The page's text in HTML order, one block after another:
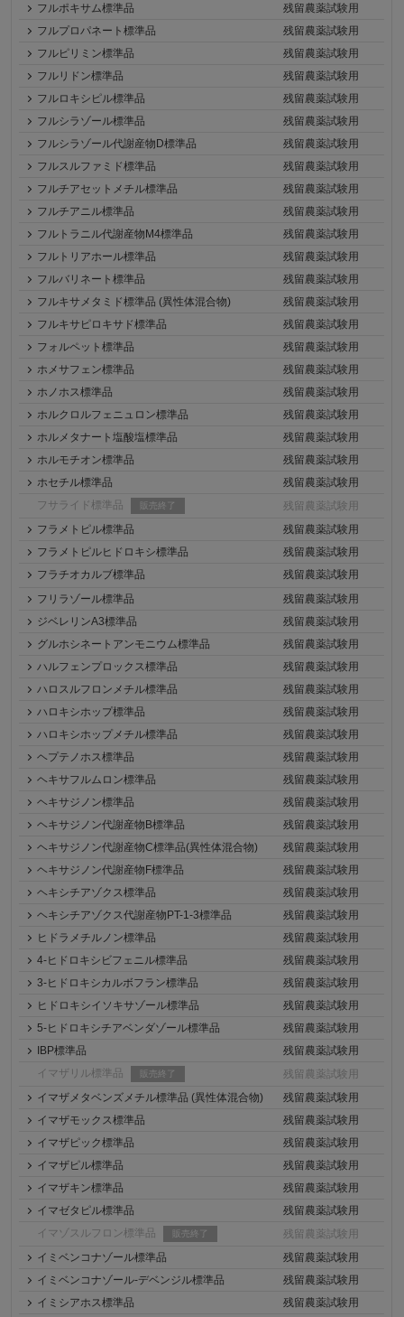
フルポキサム標準品
残留農薬試験用
フルプロパネート標準品
残留農薬試験用
フルピリミン標準品
残留農薬試験用
フルリドン標準品
残留農薬試験用
フルロキシピル標準品
残留農薬試験用
フルシラゾール標準品
残留農薬試験用
フルシラゾール代謝産物D標準品
残留農薬試験用
フルスルファミド標準品
残留農薬試験用
フルチアセットメチル標準品
残留農薬試験用
フルチアニル標準品
残留農薬試験用
フルトラニル代謝産物M4標準品
残留農薬試験用
フルトリアホール標準品
残留農薬試験用
フルバリネート標準品
残留農薬試験用
フルキサメタミド標準品 (異性体混合物)
残留農薬試験用
フルキサピロキサド標準品
残留農薬試験用
フォルペット標準品
残留農薬試験用
ホメサフェン標準品
残留農薬試験用
ホノホス標準品
残留農薬試験用
ホルクロルフェニュロン標準品
残留農薬試験用
ホルメタナート塩酸塩標準品
残留農薬試験用
ホルモチオン標準品
残留農薬試験用
ホセチル標準品
残留農薬試験用
フサライド標準品
販売終了
残留農薬試験用
フラメトピル標準品
残留農薬試験用
フラメトピルヒドロキシ標準品
残留農薬試験用
フラチオカルブ標準品
残留農薬試験用
フリラゾール標準品
残留農薬試験用
ジベレリンA3標準品
残留農薬試験用
グルホシネートアンモニウム標準品
残留農薬試験用
ハルフェンプロックス標準品
残留農薬試験用
ハロスルフロンメチル標準品
残留農薬試験用
ハロキシホップ標準品
残留農薬試験用
ハロキシホップメチル標準品
残留農薬試験用
ヘプテノホス標準品
残留農薬試験用
ヘキサフルムロン標準品
残留農薬試験用
ヘキサジノン標準品
残留農薬試験用
ヘキサジノン代謝産物B標準品
残留農薬試験用
ヘキサジノン代謝産物C標準品(異性体混合物)
残留農薬試験用
ヘキサジノン代謝産物F標準品
残留農薬試験用
ヘキシチアゾクス標準品
残留農薬試験用
ヘキシチアゾクス代謝産物PT-1-3標準品
残留農薬試験用
ヒドラメチルノン標準品
残留農薬試験用
4-ヒドロキシビフェニル標準品
残留農薬試験用
3-ヒドロキシカルボフラン標準品
残留農薬試験用
ヒドロキシイソキサゾール標準品
残留農薬試験用
5-ヒドロキシチアベンダゾール標準品
残留農薬試験用
IBP標準品
残留農薬試験用
イマザリル標準品
販売終了
残留農薬試験用
イマザメタベンズメチル標準品 (異性体混合物)
残留農薬試験用
イマザモックス標準品
残留農薬試験用
イマザピック標準品
残留農薬試験用
イマザピル標準品
残留農薬試験用
イマザキン標準品
残留農薬試験用
イマゼタピル標準品
残留農薬試験用
イマゾスルフロン標準品
販売終了
残留農薬試験用
イミベンコナゾール標準品
残留農薬試験用
イミベンコナゾール-デベンジル標準品
残留農薬試験用
イミシアホス標準品
残留農薬試験用